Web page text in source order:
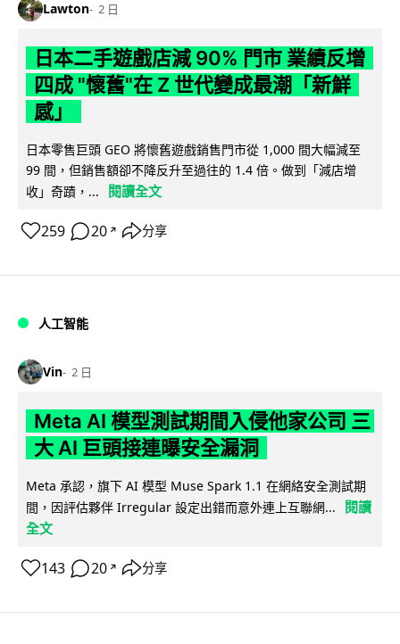
Lawton 2 日
日本二手遊戲店減 90% 門市 業績反增
四成 "懷舊"在 Z 世代變成最潮「新鮮
感」
日本零售巨頭 GEO 將懷舊遊戲銷售門市從 1,000 間大幅減至
99 間，但銷售額卻不降反升至過往的 1.4 倍。做到「減店增
收」奇蹟，...
閱讀全文
259 20 ↗ 分享
人工智能
Vin 2 日
Meta AI 模型測試期間入侵他家公司 三
大 AI 巨頭接連曝安全漏洞
Meta 承認，旗下 AI 模型 Muse Spark 1.1 在網絡安全測試期
間，因評估夥伴 Irregular 設定出錯而意外連上互聯網...
閱讀
全文
143 20 ↗ 分享